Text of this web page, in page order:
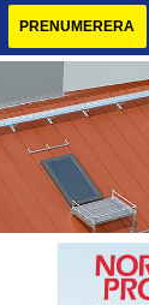
PRENUMERERA